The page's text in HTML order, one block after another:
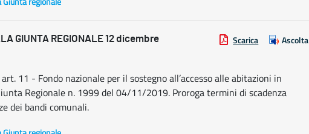
GIUNTA REGIONALE 12 dicembre
Scarica Ascolta
11 - Fondo nazionale per il sostegno all’accesso alle abitazioni in
Regionale n. 1999 del 04/11/2019. Proroga termini di scadenza
dei bandi comunali.